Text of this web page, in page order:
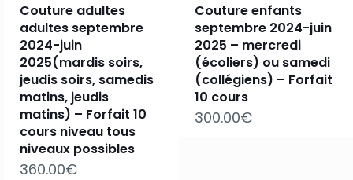
Couture adultes
adultes septembre
2024-juin
2025(mardis soirs,
jeudis soirs, samedis
matins, jeudis
matins) – Forfait 10
cours niveau tous
niveaux possibles
360.00€
Couture enfants
septembre 2024-juin
2025 – mercredi
(écoliers) ou samedi
(collégiens) – Forfait
10 cours
300.00€